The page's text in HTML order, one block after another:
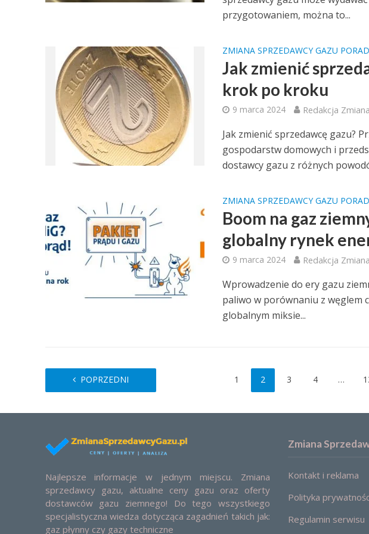
przygotowaniem, można to...
ZMIANA SPRZEDAWCY GAZU
Jak zmienić
krok po kroku
9 marca 2024 Redakcja
Jak zmienić sprzedawcę gazu?
gospodarstw domowych i
dostawcy gazu z różnych
ZMIANA SPRZEDAWCY GAZU
Boom na gaz
globalny rynek
9 marca 2024 Redakcja
Wprowadzenie do ery gazu
paliwo w porównaniu z węglem
globalnym miksie...
POPRZEDNI 1 2 3 4 …
Najlepsze informacje w jednym miejscu. Zmiana
sprzedawcy gazu, aktualne ceny gazu oraz oferty
dostawców gazu ziemnego! Do tego wszystkiego
specjalistyczna wiedza dotycząca zagadnień takich jak:
gaz płynny czy gazy techniczne
Zmiana
Kontakt i reklama
Polityka
Regulamin serwisu